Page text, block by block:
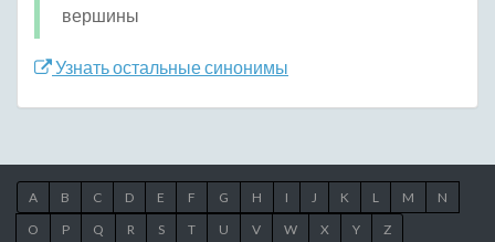
вершины
Узнать остальные синонимы
A B C D E F G H I J K L M
N
O
P Q R S T U V W X Y Z